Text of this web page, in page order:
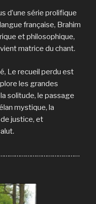
d’une série prolifique
française, Brahim
et philosophique,
matrice du chant.
Le recueil perdu est
les grandes
solitude, le passage
mystique, la
justice, et